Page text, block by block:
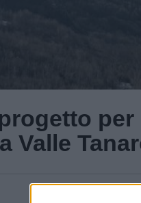
Valle